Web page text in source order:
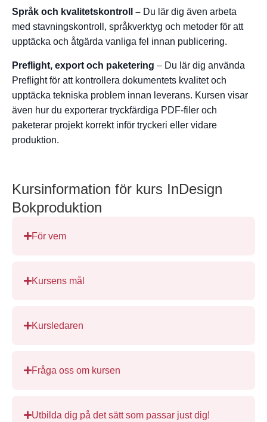
Språk och kvalitetskontroll – Du lär dig även arbeta
med stavningskontroll, språkverktyg och metoder för att
upptäcka och åtgärda vanliga fel innan publicering.
Preflight, export och paketering – Du lär dig använda
Preflight för att kontrollera dokumentets kvalitet och
upptäcka tekniska problem innan leverans. Kursen visar
även hur du exporterar tryckfärdiga PDF-filer och
paketerar projekt korrekt inför tryckeri eller vidare
produktion.
Kursinformation för kurs InDesign
Bokproduktion
För vem
Kursens mål
Kursledaren
Fråga oss om kursen
Utbilda dig på det sätt som passar just dig!